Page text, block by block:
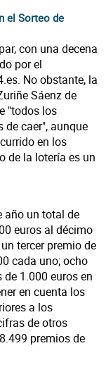
el Sorteo de
con una decena
por el
No obstante, la
Sáenz de
"todos los
caer", aunque
en los
de la lotería es un
año un total de
euros al décimo
tercer premio de
cada uno; ocho
1.000 euros en
en cuenta los
a los
de otros
premios de